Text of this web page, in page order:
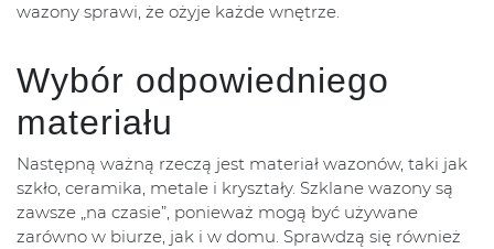
wazony sprawi, że ożyje każde wnętrze.
Wybór odpowiedniego
materiału
Następną ważną rzeczą jest materiał wazonów, taki jak
szkło, ceramika, metale i kryształy. Szklane wazony są
zawsze „na czasie”, ponieważ mogą być używane
zarówno w biurze, jak i w domu. Sprawdzą się również